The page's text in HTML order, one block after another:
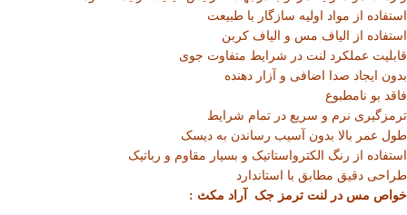
استفاده از مواد اولیه سازگار با طبیعت
استفاده از الیاف مس و الیاف کربن
قابلیت عملکرد لنت در شرایط متفاوت جوی
بدون ایجاد صدا اضافی و آزار دهنده
فاقد بو نامطبوع
ترمزگیری نرم و سریع در تمام شرایط
طول عمر بالا بدون آسیب رساندن به دیسک
استفاده از رنگ الکترواستاتیک و بسیار مقاوم و رباتیک
طراحی دقیق مطابق با استاندارد
خواص مس در لنت ترمز جک آراد مکث :